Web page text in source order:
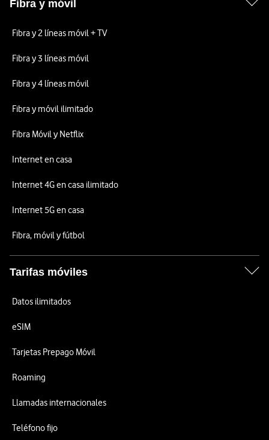
Fibra y móvil
Fibra y 2 líneas móvil + TV
Fibra y 3 líneas móvil
Fibra y 4 líneas móvil
Fibra y móvil ilimitado
Fibra Móvil y Netflix
Internet en casa
Internet 4G en casa ilimitado
Internet 5G en casa
Fibra, móvil y fútbol
Tarifas móviles
Datos ilimitados
eSIM
Tarjetas Prepago Móvil
Roaming
Llamadas internacionales
Teléfono fijo